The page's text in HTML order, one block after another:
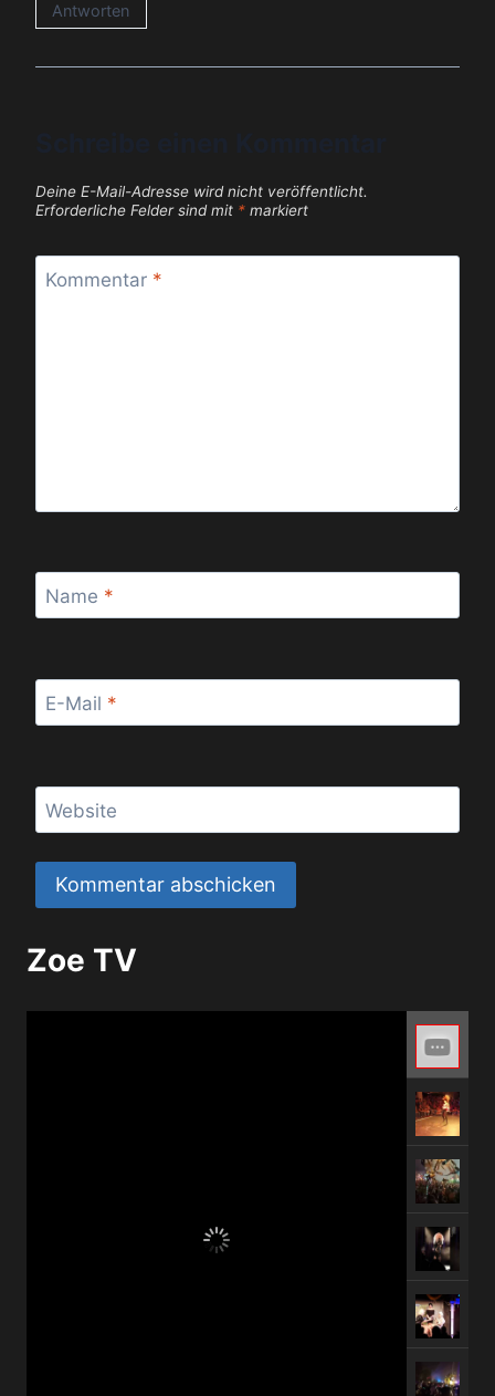
Antworten
Deine E-Mail-Adresse wird nicht veröffentlicht.
Erforderliche Felder sind mit * markiert
Kommentar *
Name *
E-Mail *
Website
Zoe TV